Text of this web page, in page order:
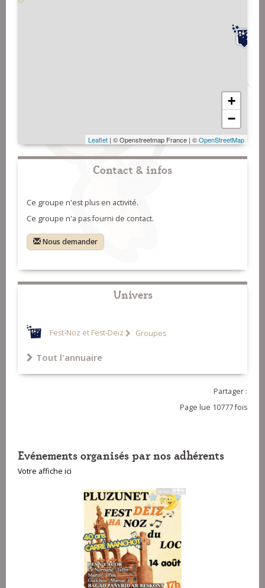
+
−
Leaflet | © Openstreetmap France | ©OpenStreetMap
Contact & infos
Ce groupe n'est plus en activité.
Ce groupe n'a pas fourni de contact.
Nous demander
Univers
Fest-Noz et Fest-Deiz Groupes
Tout l'annuaire
Partager :
Page lue 10777 fois
Evénements organisés par nos adhérents
Votre affiche ici